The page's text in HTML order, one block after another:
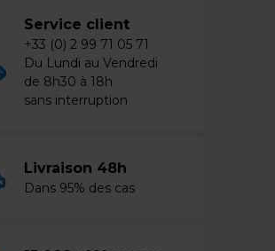
Service client
+33 (0) 2 99 71 05 71
Du Lundi au Vendredi
de 8h30 à 18h
sans interruption
Livraison 48h
Dans 95% des cas